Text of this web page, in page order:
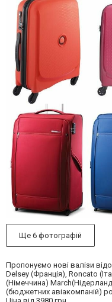
Ще 6 фотографій
Пропонуємо нові валізи
Delsey (Франція), Roncato
(Німеччина)
(бюджетних авіакомпаній)